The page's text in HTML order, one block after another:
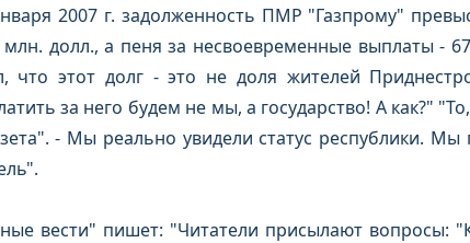
2007 г. задолженность ПМР "Газпрому"
млн. долл., а пеня за несвоевременные выплаты -
что этот долг - это не доля жителей
за него будем не мы, а государство! А как?"
- Мы реально увидели статус республики.
вести" пишет: "Читатели присылают вопросы: